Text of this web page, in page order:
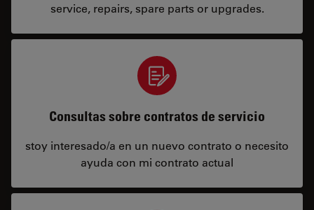
service, repairs, spare parts or upgrades.
Consultas sobre contratos de servicio
stoy interesado/a en un nuevo contrato o necesito
ayuda con mi contrato actual